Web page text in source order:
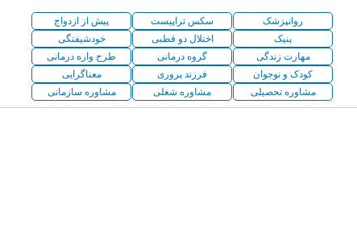
روانپزشک سکس تراپیست
پیش از ازدواج
پنیک
اختلال دو قطبی
خودشیفتگی
مهارت زندگی
گروه درمانی
طرح واره درمانی
کودک و نوجوان
فرزند پروری
معناگرایی
مشاوره تحصیلی
مشاوره شغلی مشاوره سازمانی